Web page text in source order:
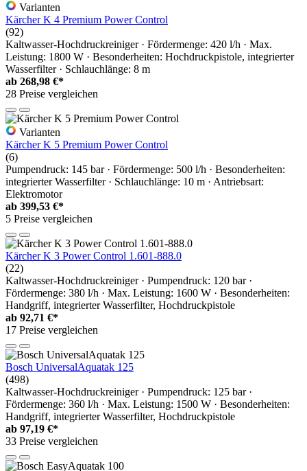
Varianten
Kärcher K 4 Premium Power Control
(92)
Kaltwasser-Hochdruckreiniger · Fördermenge: 420 l/h · Max.
Leistung: 1800 W · Besonderheiten: Hochdruckpistole, integrierter
Wasserfilter · Schlauchlänge: 8 m
ab 268,98 €*
28 Preise vergleichen
Varianten
Kärcher K 5 Premium Power Control
(6)
Pumpendruck: 145 bar · Fördermenge: 500 l/h · Besonderheiten:
integrierter Wasserfilter · Schlauchlänge: 10 m · Antriebsart:
Elektromotor
ab 399,53 €*
5 Preise vergleichen
Kärcher K 3 Power Control 1.601-888.0
(22)
Kaltwasser-Hochdruckreiniger · Pumpendruck: 120 bar ·
Fördermenge: 380 l/h · Max. Leistung: 1600 W · Besonderheiten:
Handgriff, integrierter Wasserfilter, Hochdruckpistole
ab 92,71 €*
17 Preise vergleichen
Bosch UniversalAquatak 125
(498)
Kaltwasser-Hochdruckreiniger · Pumpendruck: 125 bar ·
Fördermenge: 360 l/h · Max. Leistung: 1500 W · Besonderheiten:
Handgriff, integrierter Wasserfilter, Hochdruckpistole
ab 97,19 €*
33 Preise vergleichen